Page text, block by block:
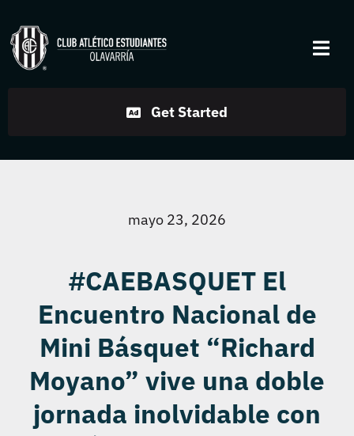
to
content
Disciplinas
Contacto
Get Started
mayo 23, 2026
#CAEBASQUET El
Encuentro Nacional de
Mini Básquet “Richard
Moyano” vive una doble
jornada inolvidable con